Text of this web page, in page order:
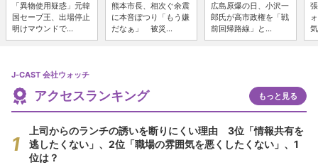
「異物使用疑惑」元韓
国セーブ王、出場停止
明けマウンドで...
熊本市長、相次ぐ余震
に本音ぽつり「もう嫌
だなぁ」 被災...
広島原爆の日、小沢一
郎氏が高市政権を「戦
前回帰路線」と...
J-CAST 会社ウォッチ
アクセスランキング もっと見る
上司からのランチの誘いを断りにくい理由 3位「情報共有を
逃したくない」、2位「職場の雰囲気を悪くしたくない」、1
位は？